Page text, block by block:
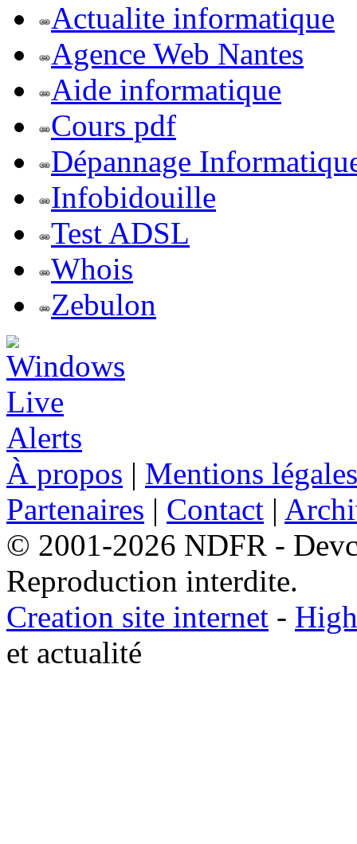
Actualite informatique
Agence Web Nantes
Aide informatique
Cours pdf
Dépannage
Infobidouille
Test ADSL
Whois
Zebulon
À propos | Mentions légales
Partenaires | Contact |
© 2001-2026 NDFR -
Reproduction interdite.
Creation site internet -
et actualité